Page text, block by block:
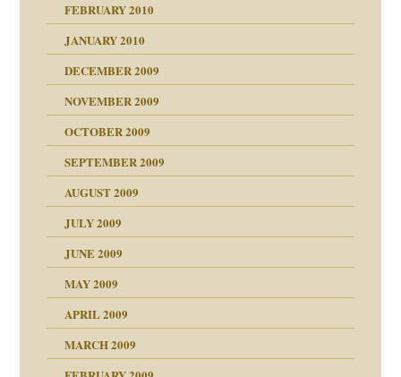
FEBRUARY 2010
JANUARY 2010
DECEMBER 2009
NOVEMBER 2009
OCTOBER 2009
SEPTEMBER 2009
AUGUST 2009
JULY 2009
JUNE 2009
MAY 2009
APRIL 2009
MARCH 2009